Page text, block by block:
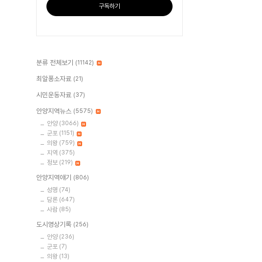
구독하기
분류 전체보기 (11142)
최알퐁소자료 (21)
시민운동자료 (37)
안양지역뉴스 (5575)
안양 (3066)
군포 (1151)
의왕 (759)
지역 (375)
정보 (219)
안양지역얘기 (806)
성명 (74)
담론 (647)
사람 (85)
도시영상기록 (256)
안양 (236)
군포 (7)
의왕 (13)